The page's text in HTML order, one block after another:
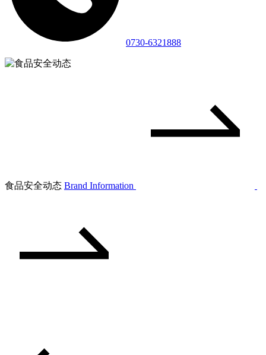
0730-6321888
食品安全动态 Brand Information